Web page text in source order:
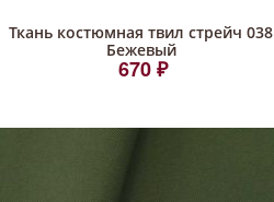
Ткань костюмная твил стрейч 038
Бежевый
670 ₽